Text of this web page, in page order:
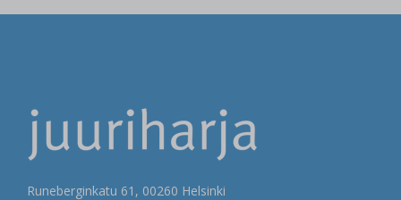
Runeberginkatu 61, 00260 Helsinki